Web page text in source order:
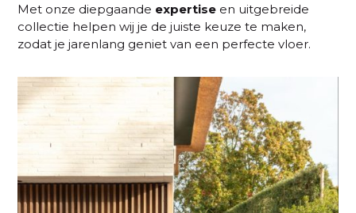
Met onze diepgaande expertise en uitgebreide
collectie helpen wij je de juiste keuze te maken,
zodat je jarenlang geniet van een perfecte vloer.